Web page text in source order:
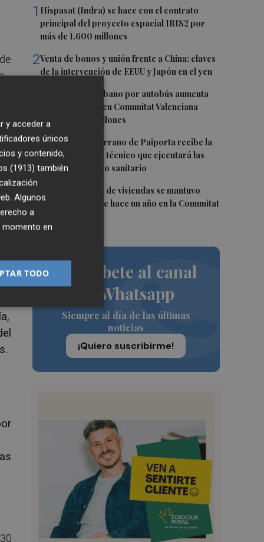
1 Hispasat (Indra) se hace con el contrato
principal del proyecto espacial IRIS2 por
más de 1.600 millones
2Venta de bonos y unión frente a China: claves
de la intervención de EEUU y Japón en el yen
El transporte urbano por autobús aumenta
un 1,9% en junio en Comunitat Valenciana
hasta los 17,4 millones
4 El CEIP Rosa Serrano de Paiporta recibe la
visita del equipo técnico que ejecutará las
obras del forjado sanitario
5 La compraventa de viviendas se mantuvo
igual en junio que hace un año en la Comunitat
Suscríbete al canal
de Whatsapp
Siempre al día de las últimas
noticias
¡Quiero suscribirme!
y acceder a
únicos
y contenido,
(1913) también
Algunos
a
momento en
TODO